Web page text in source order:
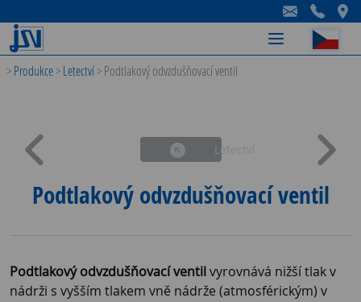
-
-
-
>Produkce>Letectví>Podtlakový odvzdušňovací ventil
Letectví
Podtlakový odvzdušňovací ventil
Podtlakový odvzdušňovací ventilvyrovnává nižší tlak v
nádrži s vyšším tlakem vně nádrže (atmosférickým) v